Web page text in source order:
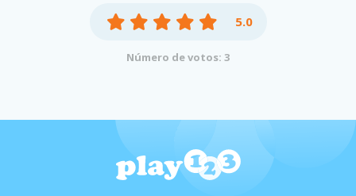
5.0
Número de votos: 3